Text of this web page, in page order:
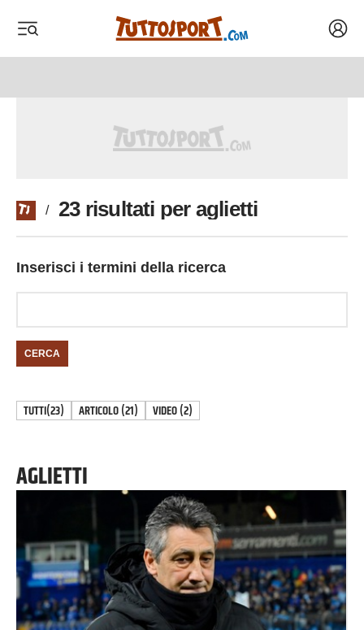
/ 23 risultati per aglietti
Inserisci i termini della ricerca
CERCA
TUTTI(23) ARTICOLO(21) VIDEO(2)
AGLIETTI